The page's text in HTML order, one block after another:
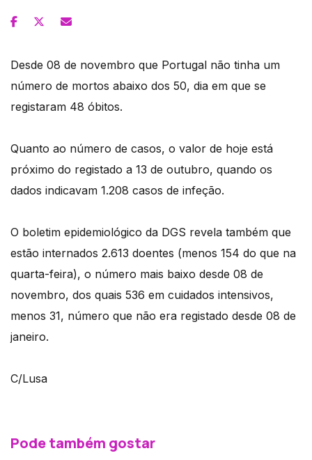
Desde 08 de novembro que Portugal não tinha um
número de mortos abaixo dos 50, dia em que se
registaram 48 óbitos.
Quanto ao número de casos, o valor de hoje está
próximo do registado a 13 de outubro, quando os
dados indicavam 1.208 casos de infeção.
O boletim epidemiológico da DGS revela também que
estão internados 2.613 doentes (menos 154 do que na
quarta-feira), o número mais baixo desde 08 de
novembro, dos quais 536 em cuidados intensivos,
menos 31, número que não era registado desde 08 de
janeiro.
C/Lusa
Pode também gostar